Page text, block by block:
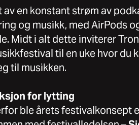
en konstant strøm av
og musikk, med AirPods
Midt i alt dette inviterer
til en uke hvor du
til musikken.
for lytting
ble årets festivalkonsept